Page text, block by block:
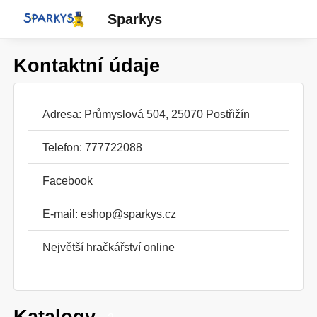
Sparkys
Kontaktní údaje
Adresa: Průmyslová 504, 25070 Postřižín
Telefon: 777722088
Facebook
E-mail: eshop@sparkys.cz
Největší hračkářství online